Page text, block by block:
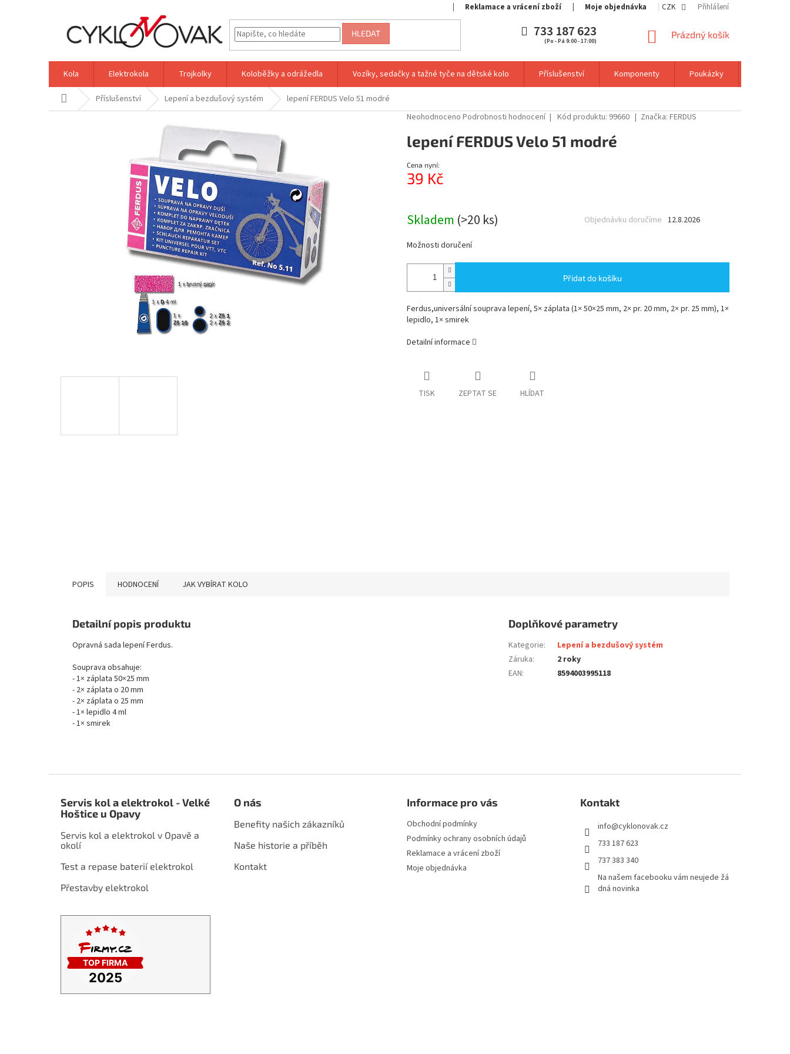
Reklamace a vrácení zboží Moje objednávka CZK Přihlášení
HLEDAT 733 187 623
(Po - Pá 9:00 - 17:00)
NÁKUPNÍ
Prázdný košík
Kola Elektrokola Trojkolky Koloběžky a odrážedla Vozíky, sedačky a tažné tyče na dětské kolo Příslušenství Komponenty Poukázky
Domů Příslušenství Lepení a bezdušový systém
lepení FERDUS Velo 51 modré
Průměrné
produktu
je
0,0
z
5
Neohodnoceno Podrobnosti hodnocení Kód produktu: 99660 Značka:FERDUS
lepení FERDUS Velo 51 modré
Cena nyní:
39 Kč
Skladem (>20 ks) 12.8.2026
Objednávku doručíme
Možnosti doručení
Přidat do košíku
Ferdus,universální souprava lepení, 5× záplata (1× 50×25 mm, 2× pr. 20 mm, 2× pr. 25 mm), 1×
lepidlo, 1× smirek
Detailní informace
TISK ZEPTAT SE HLÍDAT
POPIS HODNOCENÍ JAK VYBÍRAT KOLO
Detailní popis produktu
Opravná sada lepení Ferdus.
Souprava obsahuje:
- 1× záplata 50×25 mm
- 2× záplata o 20 mm
- 2× záplata o 25 mm
- 1× lepidlo 4 ml
- 1× smirek
Doplňkové parametry
Kategorie:
Lepení a bezdušový systém
Záruka:
2 roky
EAN: 8594003995118
Servis kol a elektrokol - Velké
Hoštice u Opavy
Servis kol a elektrokol v Opavě a
okolí
Test a repase baterií elektrokol
Přestavby elektrokol
O nás
Benefity našich zákazníků
Naše historie a příběh
Kontakt
Informace pro vás
Obchodní podmínky
Podmínky ochrany osobních údajů
Reklamace a vrácení zboží
Moje objednávka
Kontakt
info@cyklonovak.cz
733 187 623
737 383 340
Na našem facebooku vám neujede žá
dná novinka